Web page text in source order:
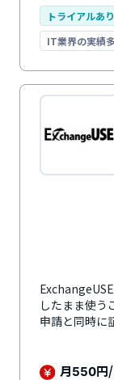
ることがで
動翻訳される
ーンにも対応
すすめです。
トライアルあり
IT業界の実績
したまま使う
申請と同時に
認の際には
処理ができ
用して申請者
月550円